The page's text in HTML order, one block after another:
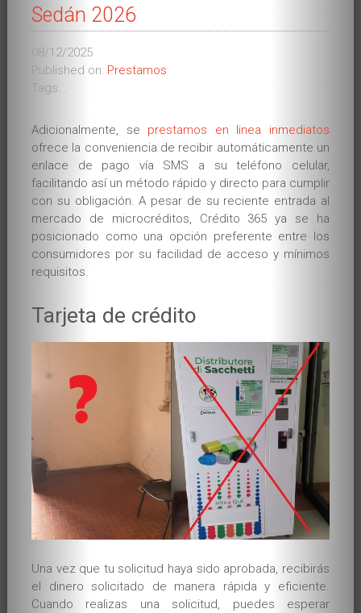
Stamboom
Grootmeester Wang Kiu
Kennismaking met Wing Chun (1952)
In Nederland (1974 – 2009)
SWK
2005 – 2009
Wang Kiu of Wong Kiu?
Curriculum
Theorie
Principes
Chi Sao
Tweede vorm: Chum Kiu
Bandensysteem
Over SWK
Introductie
Sedán 2026
08/12/2025
Published on: Prestamos
Tags: .
Adicionalmente, se prestamos en linea inmediatos
ofrece la conveniencia de recibir automáticamente un
enlace de pago vía SMS a su teléfono celular,
facilitando así un método rápido y directo para cumplir
con su obligación. A pesar de su reciente entrada al
mercado de microcréditos, Crédito 365 ya se ha
posicionado como una opción preferente entre los
consumidores por su facilidad de acceso y mínimos
requisitos.
Tarjeta de crédito
Una vez que tu solicitud haya sido aprobada, recibirás
el dinero solicitado de manera rápida y eficiente.
Cuando realizas una solicitud, puedes esperar